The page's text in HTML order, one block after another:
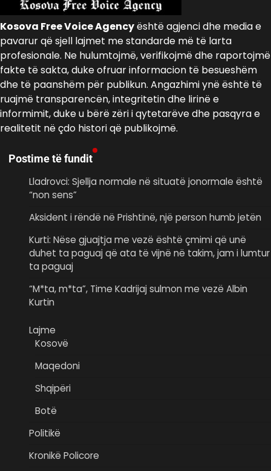
Kosova Free Voice Agencyështë agjenci dhe media e
pavarur që sjell lajmet me standarde më të larta
profesionale. Ne hulumtojmë, verifikojmë dhe raportojmë
fakte të sakta, duke ofruar informacion të besueshëm
dhe të paanshëm për publikun. Angazhimi ynë është të
ruajmë transparencën, integritetin dhe lirinë e
informimit, duke u bërë zëri i qytetarëve dhe pasqyra e
realitetit në çdo histori që publikojmë.
Postime të fundit
Lladrovci: Sjellja normale në situatë jonormale është
“non sens”
Aksident i rëndë në Prishtinë, një person humb jetën
Kurti: Nëse gjuajtja me vezë është çmimi që unë
duhet ta paguaj që ata të vijnë në takim, jam i lumtur
ta paguaj
“M*ta, m*ta”, Time Kadrijaj sulmon me vezë Albin
Kurtin
Lajme
Kosovë
Maqedoni
Shqipëri
Botë
Politikë
Kronikë Policore